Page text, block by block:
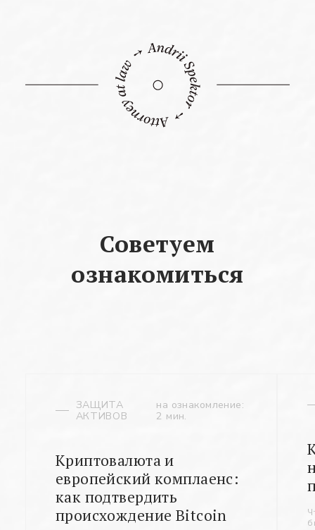
Советуем
ознакомиться
ЗАЩИТА
АКТИВОВ
на ознакомление:
2 мин.
Криптовалюта и
европейский комплаенс:
как подтвердить
происхождение Bitcoin